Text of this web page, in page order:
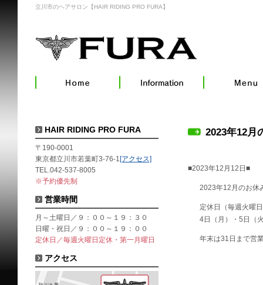
立川市のヘアサロン【HAIR RIDING PRO FURA】
2023年12月
■2023年12月12日■
2023年12月のお休
定休日（毎週火曜
4日（月）・5日（
年末は31日まで営
HAIR RIDING PRO FURA
〒190-0001
東京都立川市若葉町3-76-1 [アクセス]
TEL.042-537-8005
※予約優先制
営業時間
月～土曜日／９：００～１９：３０
日曜・祝日／９：００～１９：００
定休日／毎週火曜日定休・第一月曜日
アクセス